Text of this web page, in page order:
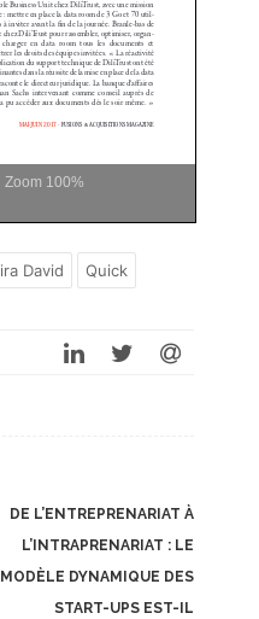
Zoom 100%
David Quick
DE L’ENTREPRENARIAT À
L’INTRAPRENARIAT : LE
MODÈLE DYNAMIQUE DES
START-UPS EST-IL